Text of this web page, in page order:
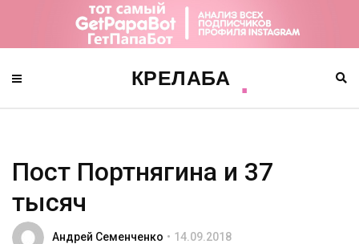
Пост Портнягина и 37
тысяч
Андрей Семенченко 14.09.2018